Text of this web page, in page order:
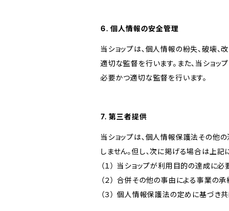
6. 個人情報の安全管理
当ショップは、個人情報の紛失、破壊
適切な監督を行います。また、当ショ
必要かつ適切な監督を行います。
7. 第三者提供
当ショップは、個人情報保護法その他
しません。但し、次に掲げる場合は上
（１） 当ショップが利用目的の達成
（２） 合併その他の事由による事業の
（３） 個人情報保護法の定めに基づき